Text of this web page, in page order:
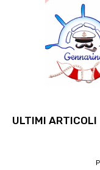
ULTIMI ARTICOLI